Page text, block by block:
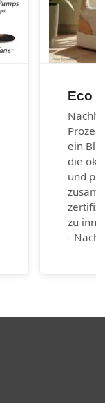
Eco
ein
die
und
zu
-